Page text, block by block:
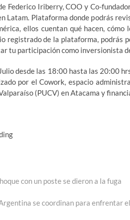
Federico Iriberry, COO y Co-
Latam. Plataforma donde podrás
ellos cuentan qué hacen, cómo
registrado de la plataforma, podrás
tu participación como inversionista
desde las 18:00 hasta las 20:00
por el Cowork, espacio
(PUCV) en Atacama y
con un poste se dieron a la fuga
se coordinan para enfrentar